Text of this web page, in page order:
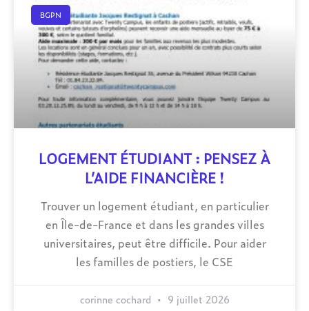
BGPN
LOGEMENT ÉTUDIANT : PENSEZ À
L’AIDE FINANCIÈRE !
Trouver un logement étudiant, en particulier
en Île-de-France et dans les grandes villes
universitaires, peut être difficile. Pour aider
les familles de postiers, le CSE
corinne cochard 9 juillet 2026